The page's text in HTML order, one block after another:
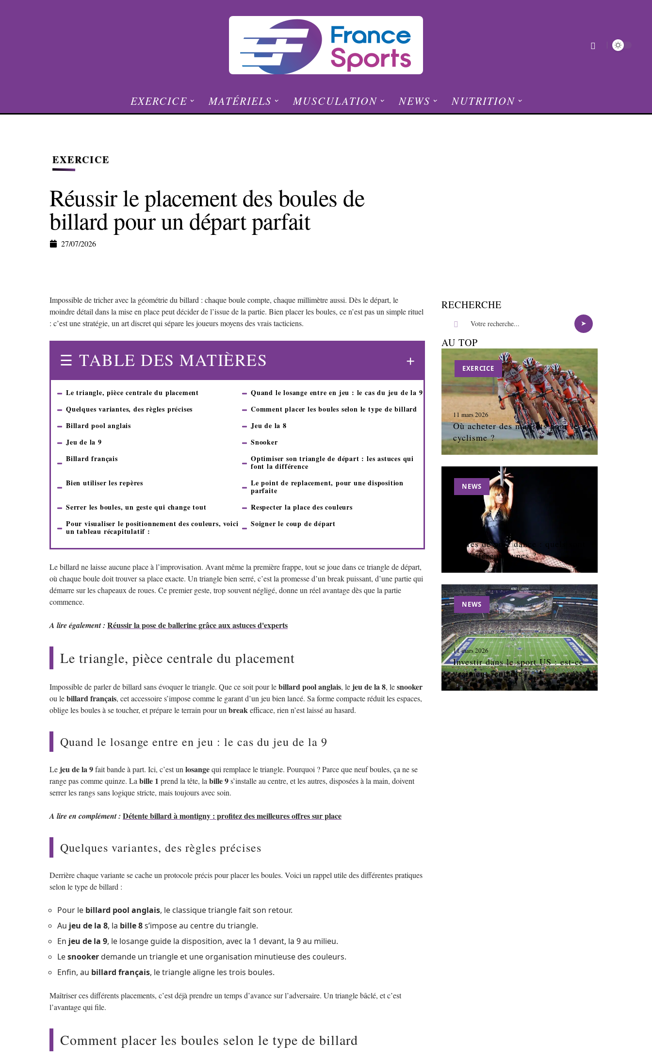
EXERCICE MATÉRIELS MUSCULATION NEWS NUTRITION
EXERCICE
Réussir le placement des boules de
billard pour un départ parfait
27/07/2026
Impossible de tricher avec la géométrie du billard : chaque boule compte, chaque millimètre aussi. Dès le départ, le
moindre détail dans la mise en place peut décider de l’issue de la partie. Bien placer les boules, ce n’est pas un simple rituel
: c’est une stratégie, un art discret qui sépare les joueurs moyens des vrais tacticiens.
TABLE DES MATIÈRES
Le triangle, pièce centrale du placement
Quand le losange entre en jeu : le cas du jeu de la 9
Quelques variantes, des règles précises
Comment placer les boules selon le type de billard
Billard pool anglais
Jeu de la 8
Jeu de la 9
Snooker
Billard français
Optimiser son triangle de départ : les astuces qui
font la différence
Bien utiliser les repères
Le point de replacement, pour une disposition
parfaite
Serrer les boules, un geste qui change tout
Respecter la place des couleurs
Pour visualiser le positionnement des couleurs, voici
un tableau récapitulatif :
Soigner le coup de départ
Le billard ne laisse aucune place à l’improvisation. Avant même la première frappe, tout se joue dans ce triangle de départ,
où chaque boule doit trouver sa place exacte. Un triangle bien serré, c’est la promesse d’un break puissant, d’une partie qui
démarre sur les chapeaux de roues. Ce premier geste, trop souvent négligé, donne un réel avantage dès que la partie
commence.
A lire également : Réussir la pose de ballerine grâce aux astuces d'experts
Le triangle, pièce centrale du placement
Impossible de parler de billard sans évoquer le triangle. Que ce soit pour lebillard pool anglais, le jeu de la 8, lesnooker
ou lebillard français, cet accessoire s’impose comme le garant d’un jeu bien lancé. Sa forme compacte réduit les espaces,
oblige les boules à se toucher, et prépare le terrain pour un breakefficace, rien n’est laissé au hasard.
Quand le losange entre en jeu : le cas du jeu de la 9
Le jeu de la 9fait bande à part. Ici, c’est un losangequi remplace le triangle. Pourquoi ? Parce que neuf boules, ça ne se
range pas comme quinze. La bille 1 prend la tête, la bille 9s’installe au centre, et les autres, disposées à la main, doivent
serrer les rangs sans logique stricte, mais toujours avec soin.
A lire en complément : Détente billard à montigny : profitez des meilleures offres sur place
Quelques variantes, des règles précises
Derrière chaque variante se cache un protocole précis pour placer les boules. Voici un rappel utile des différentes pratiques
selon le type de billard :
Pour le billard pool anglais, le classique triangle fait son retour.
Au jeu de la 8, la bille 8s’impose au centre du triangle.
En jeu de la 9, le losange guide la disposition, avec la 1 devant, la 9 au milieu.
Lesnookerdemande un triangle et une organisation minutieuse des couleurs.
Enfin, au billard français, le triangle aligne les trois boules.
Maîtriser ces différents placements, c’est déjà prendre un temps d’avance sur l’adversaire. Un triangle bâclé, et c’est
l’avantage qui file.
Comment placer les boules selon le type de billard
RECHERCHE
AU TOP
EXERCICE
11 mars 2026
Où acheter des maillots pour le
cyclisme ?
NEWS
11 mars 2026
Barres de pole dance : quels sont
les différents types ?
NEWS
11 mars 2026
Investir dans le sport US : est-ce
vraiment rentable?